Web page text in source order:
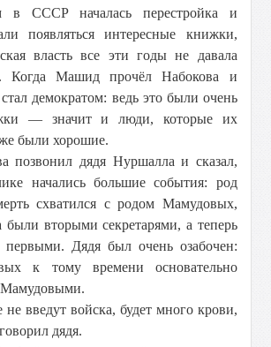
в СССР началась перестройка и
появляться интересные книжки,
власть все эти годы не давала
Когда Машид прочёл Набокова и
демократом: ведь это были очень
— значит и люди, которые их
были хорошие.
позвонил дядя Нуршалла и сказал,
начались большие события: род
схватился с родом Мамудовых,
были вторыми секретарями, а теперь
первыми. Дядя был очень озабочен:
к тому времени основательно
Мамудовыми.
не введут войска, будет много крови,
дядя.